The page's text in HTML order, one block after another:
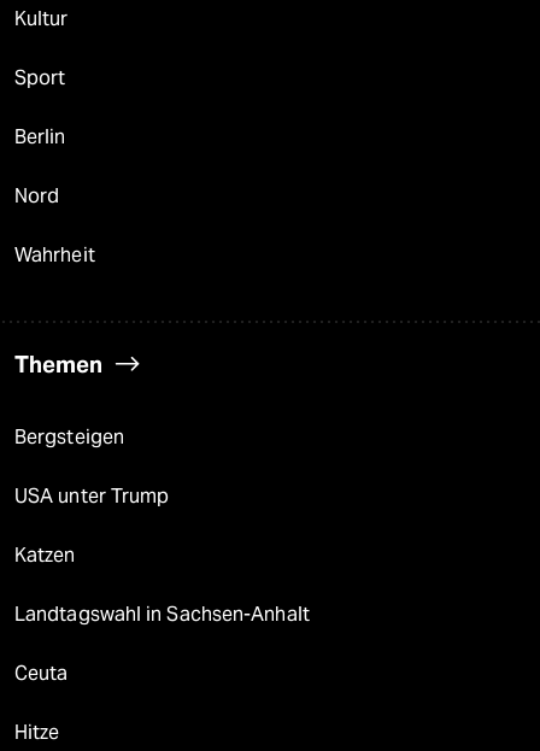
Kultur
Sport
Berlin
Nord
Wahrheit
Themen
Bergsteigen
USA unter Trump
Katzen
Landtagswahl in Sachsen-Anhalt
Ceuta
Hitze